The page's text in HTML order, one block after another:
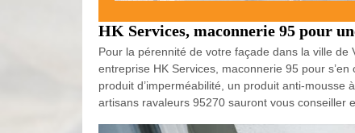
HK Services, maconnerie 95 pour
Pour la pérennité de votre façade dans la ville de
entreprise HK Services, maconnerie 95 pour
produit d’imperméabilité, un produit anti-
artisans ravaleurs 95270 sauront vous conseiller